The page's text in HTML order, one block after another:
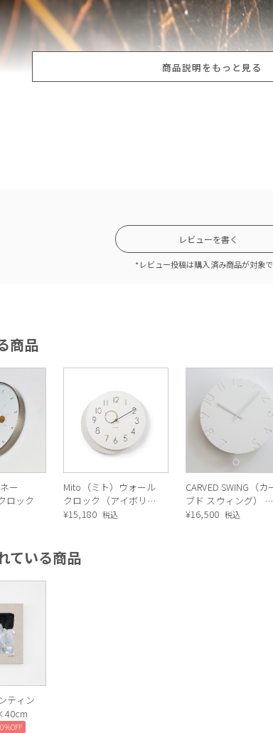
商品説明をもっと見る
レビューを書く
*レビュー投稿は購入済み商品が対象
商品
ー
ロック
Mito（ミト）ウォール
クロック（アイボリ
ー）
¥15,180 税込
CARVED SWING（カ
ブド スウィング） 時
計
¥16,500 税込
ている商品
ティン